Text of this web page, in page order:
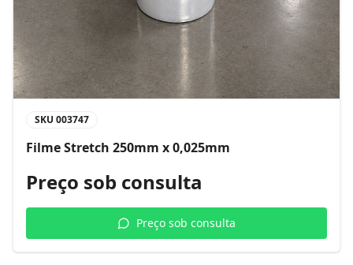
SKU 003747
Filme Stretch 250mm x 0,025mm
Preço sob consulta
Preço sob consulta